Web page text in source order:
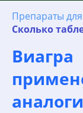
Препараты
Сколько